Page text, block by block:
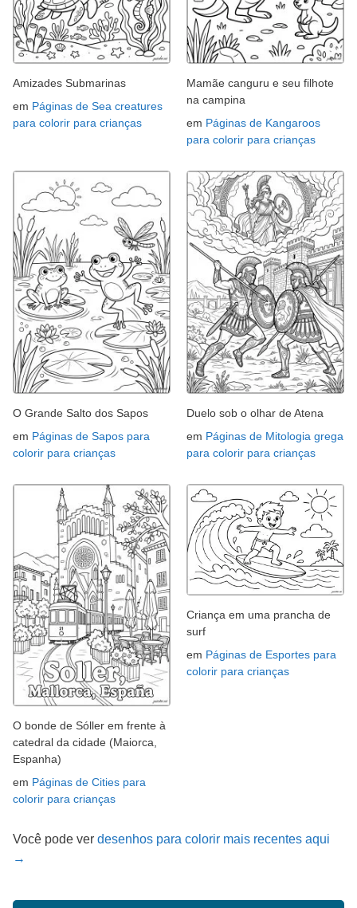
Amizades Submarinas
em Páginas de Sea creatures
para colorir para crianças
Mamãe canguru e seu filhote
na campina
em Páginas de Kangaroos
para colorir para crianças
O Grande Salto dos Sapos
em Páginas de Sapos para
colorir para crianças
Duelo sob o olhar de Atena
em Páginas de Mitologia grega
para colorir para crianças
O bonde de Sóller em frente à
catedral da cidade (Maiorca,
Espanha)
em Páginas de Cities para
colorir para crianças
Criança em uma prancha de
surf
em Páginas de Esportes para
colorir para crianças
Você pode ver desenhos para colorir mais recentes aqui
→